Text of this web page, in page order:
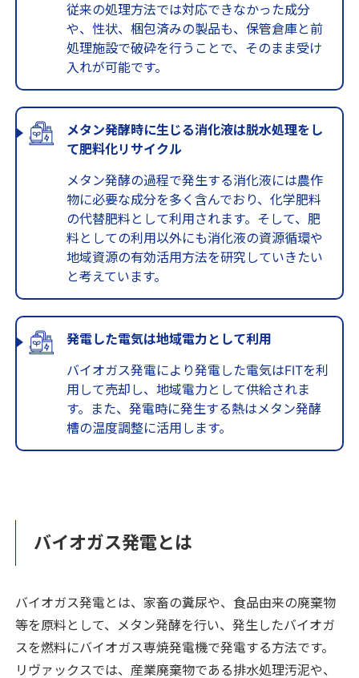
従来の処理方法では対応できなかった成分
や、性状、梱包済みの製品も、保管倉庫と前
処理施設で破砕を行うことで、そのまま受け
入れが可能です。
メタン発酵時に生じる消化液は脱水処理をし
て肥料化リサイクル
メタン発酵の過程で発生する消化液には農作
物に必要な成分を多く含んでおり、化学肥料
の代替肥料として利用されます。そして、肥
料としての利用以外にも消化液の資源循環や
地域資源の有効活用方法を研究していきたい
と考えています。
発電した電気は地域電力として利用
バイオガス発電により発電した電気はFITを利
用して売却し、地域電力として供給されま
す。また、発電時に発生する熱はメタン発酵
槽の温度調整に活用します。
バイオガス発電とは
バイオガス発電とは、家畜の糞尿や、食品由来の廃棄物
等を原料として、メタン発酵を行い、発生したバイオガ
スを燃料にバイオガス専焼発電機で発電する方法です。
リヴァックスでは、産業廃棄物である排水処理汚泥や、